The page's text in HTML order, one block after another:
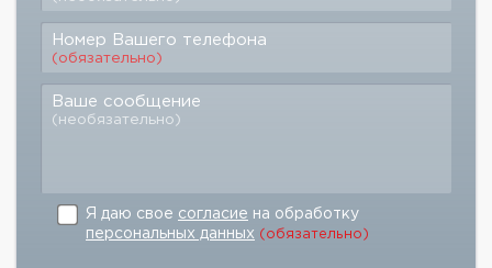
Номер Вашего телефона
(обязательно)
Ваше сообщение
(необязательно)
Я даю свое согласие на обработку
персональных данных (обязательно)